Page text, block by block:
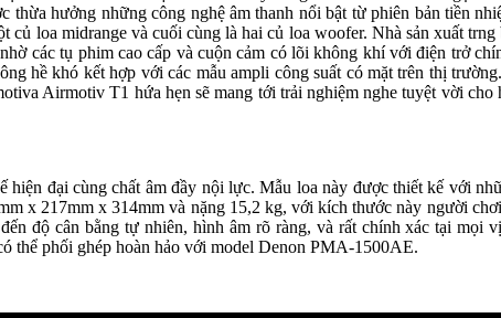
hưởng những công nghệ âm thanh nổi bật từ phiên bản tiền
loa midrange và cuối cùng là hai củ loa woofer. Nhà sản xuất
các tụ phim cao cấp và cuộn cảm có lõi không khí với điện trở
hề khó kết hợp với các mẫu ampli công suất có mặt trên thị
Airmotiv T1 hứa hẹn sẽ mang tới trải nghiệm nghe tuyệt vời cho
đại cùng chất âm đầy nội lực. Mẫu loa này được thiết kế với
x 217mm x 314mm và nặng 15,2 kg, với kích thước này người
độ cân bằng tự nhiên, hình âm rõ ràng, và rất chính xác tại mọi
thể phối ghép hoàn hảo với model Denon PMA-1500AE.